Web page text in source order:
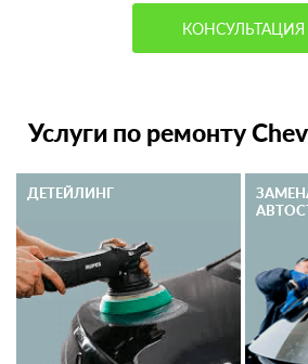
КОНСУЛЬТАЦИЯ
Услуги по ремонту
ДЕТЕЙЛИНГ